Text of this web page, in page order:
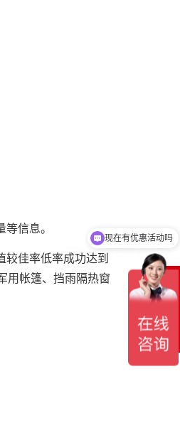
信息。
较佳率低率成功达到
用帐篷、挡雨隔热窗
在
线
服
可以介绍下你们的产品么